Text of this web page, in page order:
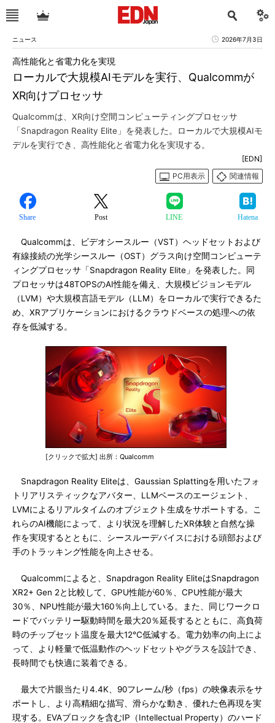
ニュース 2026年7月3日
ローカルで大規模AIモデルを実行、Qualcommが
XR向けプロセッサ
高性能化と省電力化を実現
Qualcommは、XR向け空間コンピューティングプロセッサ
「Snapdragon Reality Elite」を発表した。ローカルで大規模AIモ
デルを実行でき、高性能化と省電力化を実現する。
[EDN]
PC用表示
関連情報
Share Post LINE Hatena
Qualcommは、ビデオシースルー（VST）ヘッドセットおよび
有線接続の光学シースルー（OST）グラス向け空間コンピューテ
ィングプロセッサ「Snapdragon Reality Elite」を発表した。同
プロセッサは48TOPSのAI性能を備え、大規模ビジョンモデル
（LVM）や大規模言語モデル（LLM）をローカルで実行できるた
め、XRアプリケーションにおけるクラウドベースの処理への依
存を低減する。
[クリックで拡大] 出所：Qualcomm
Snapdragon Reality Eliteは、Gaussian Splattingを用いたフォ
トリアリスティックなアバター、LLMベースのエージェント、
LVMによるリアルタイムのオブジェクト生成をサポートする。こ
れらのAI機能によって、より状況を理解したXR体験と自然な操
作を実現するとともに、シースルーデバイスにおける頭部および
手のトラッキング性能を向上させる。
Qualcommによると、Snapdragon Reality EliteはSnapdragon
XR2+ Gen 2と比較して、GPU性能が60％、CPU性能が最大
30％、NPU性能が最大160％向上している。また、同じワークロ
ードでバッテリー駆動時間を最大20％延長するとともに、高負荷
時のチップセット温度を最大12℃低減する。電力効率の向上によ
って、より軽量で低温動作のヘッドセットやグラスを設計でき、
長時間でも快適に装着できる。
最大で片眼当たり4.4K、90フレーム/秒（fps）の映像表示をサ
ポートし、より高精細な描写、滑らかな動き、優れた色再現を実
現する。EVAブロックを含むIP（Intellectual Property）のハード